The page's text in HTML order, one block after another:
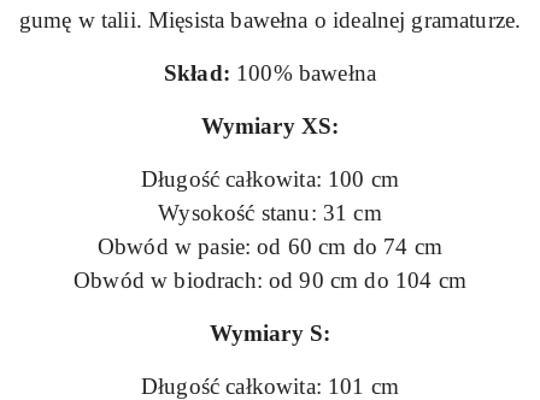
gumę w talii. Mięsista bawełna o idealnej gramaturze.
Skład: 100% bawełna
Wymiary XS:
Długość całkowita: 100 cm
Wysokość stanu: 31 cm
Obwód w pasie: od 60 cm do 74 cm
Obwód w biodrach: od 90 cm do 104 cm
Wymiary S:
Długość całkowita: 101 cm